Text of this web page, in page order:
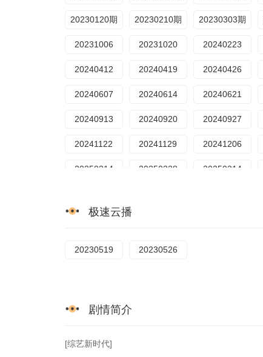
20230120期 20230210期 20230303期
20231006 20231020 20240223
20240412 20240419 20240426
20240607 20240614 20240621
20240913 20240920 20240927
20241122 20241129 20241206
20250214 20250228 20250314
20250711
20260424
20260619
极速云播
20230519 20230526
剧情简介
[综艺新时代]